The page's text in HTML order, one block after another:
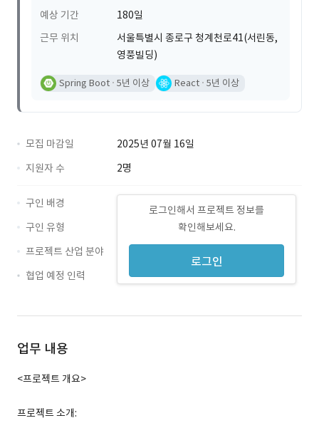
예상 기간
180일
근무 위치
서울특별시 종로구 청계천로41(서린동,
영풍빌딩)
Spring Boot 5년 이상 React 5년 이상
모집 마감일
2025년 07월 16일
지원자 수
2명
로그인해서 프로젝트 정보를
확인해보세요.
로그인
구인 배경
구인 유형
프로젝트 산업 분야
협업 예정 인력
업무 내용
<프로젝트 개요>
프로젝트 소개: